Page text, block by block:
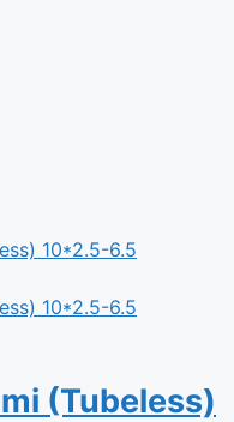
(Tubeless)